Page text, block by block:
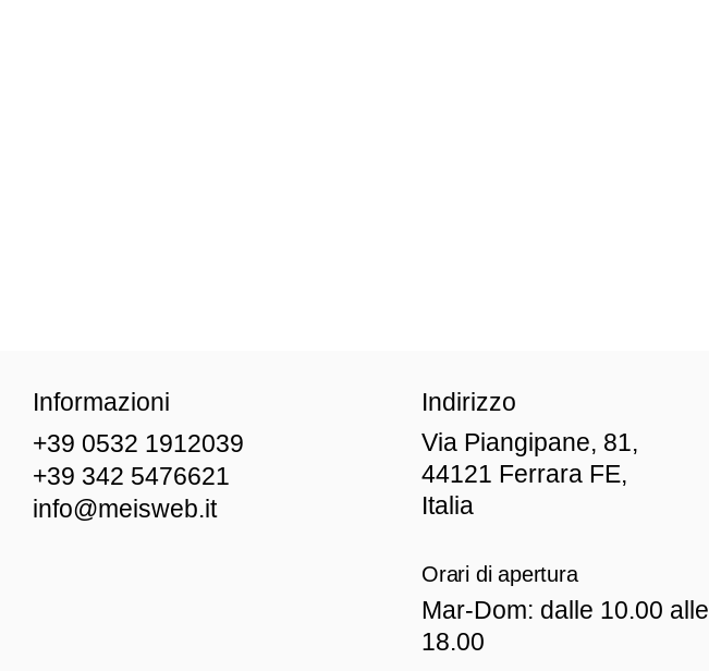
Informazioni
+39 0532 1912039
+39 342 5476621
info@meisweb.it
Indirizzo
Via Piangipane, 81,
44121 Ferrara FE,
Italia
Orari di apertura
Mar-Dom: dalle 10.00 alle
18.00